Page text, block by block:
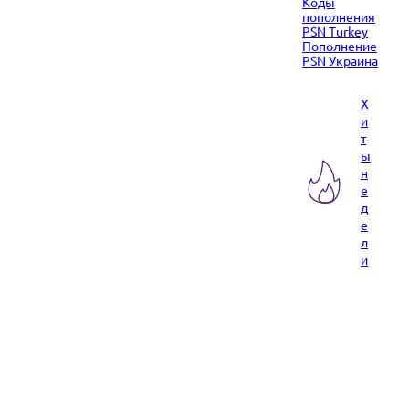
пополнения
PSN Turkey
Пополнение
PSN Украина
Х
и
т
ы
н
е
д
е
л
и